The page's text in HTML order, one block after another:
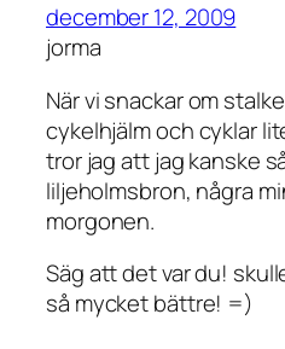
december 12, 2009
jorma
När vi snackar om
cykelhjälm och cyklar
tror jag att jag kanske
liljeholmsbron, några
morgonen.
Säg att det var du!
så mycket bättre! =)